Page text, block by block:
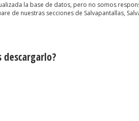
la base de datos, pero no somos
de nuestras secciones de Salvapantallas,